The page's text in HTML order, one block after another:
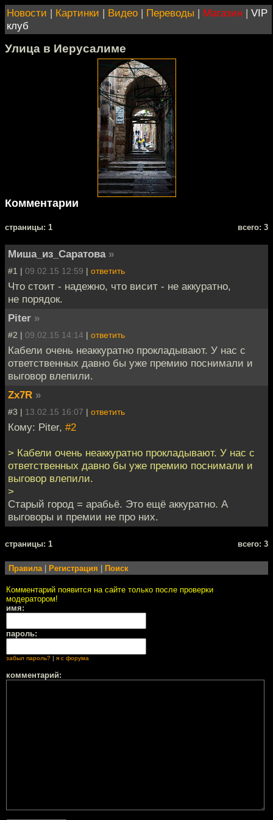
Новости | Картинки | Видео | Переводы | Магазин | VIP
клуб
Улица в Иерусалиме
Комментарии
cтраницы: 1 всего: 3
Миша_из_Саратова »
#1 | 09.02.15 12:59 | ответить
Что стоит - надежно, что висит - не аккуратно,
не порядок.
Piter »
#2 | 09.02.15 14:14 | ответить
Кабели очень неаккуратно прокладывают. У нас с
ответственных давно бы уже премию поснимали и
выговор влепили.
Zx7R »
#3 | 13.02.15 16:07 | ответить
Кому: Piter, #2
> Кабели очень неаккуратно прокладывают. У нас с
ответственных давно бы уже премию поснимали и
выговор влепили.
>
Старый город = арабьё. Это ещё аккуратно. А
выговоры и премии не про них.
cтраницы: 1 всего: 3
Правила Регистрация Поиск
Комментарий появится на сайте только после проверки
модератором!
имя:
пароль:
забыл пароль? | я с форума
комментарий: